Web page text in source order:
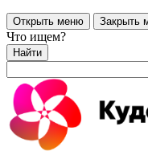
Открыть меню Закрыть
Что ищем?
Найти